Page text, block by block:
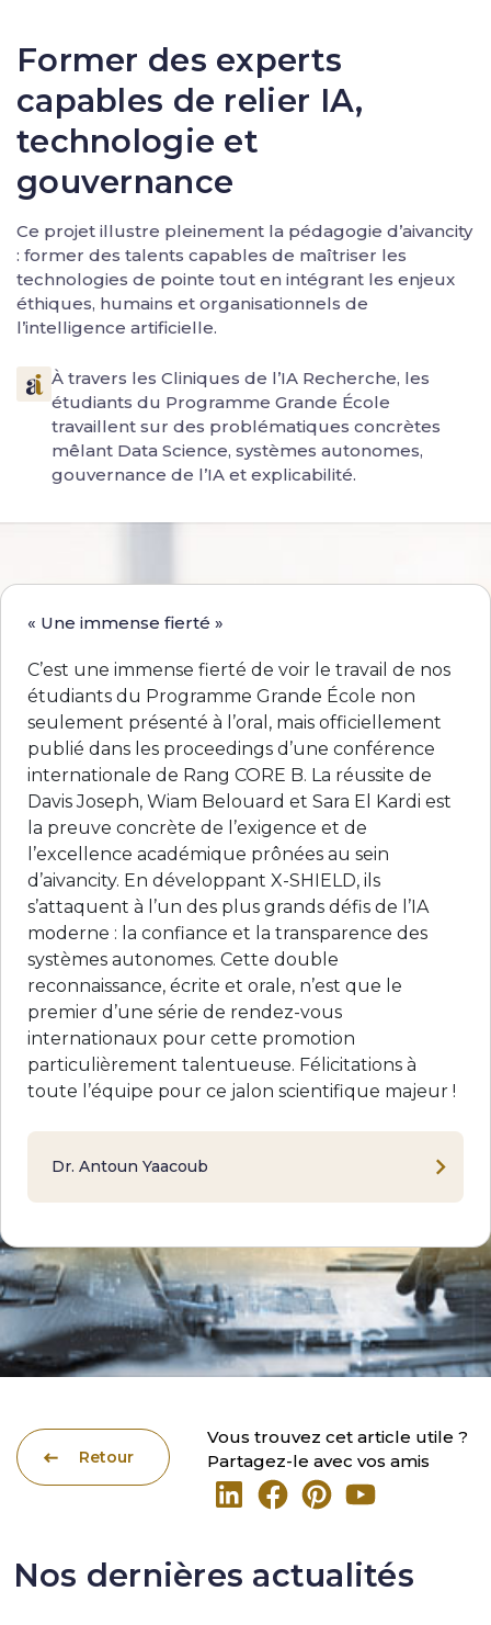
Former des experts
capables de relier IA,
technologie et
gouvernance
Ce projet illustre pleinement la pédagogie d’aivancity
: former des talents capables de maîtriser les
technologies de pointe tout en intégrant les enjeux
éthiques, humains et organisationnels de
l’intelligence artificielle.
À travers les Cliniques de l’IA Recherche, les
étudiants du Programme Grande École
travaillent sur des problématiques concrètes
mêlant Data Science, systèmes autonomes,
gouvernance de l’IA et explicabilité.
« Une immense fierté »
C’est une immense fierté de voir le travail de nos
étudiants du Programme Grande École non
seulement présenté à l’oral, mais officiellement
publié dans les proceedings d’une conférence
internationale de Rang CORE B. La réussite de
Davis Joseph, Wiam Belouard et Sara El Kardi est
la preuve concrète de l’exigence et de
l’excellence académique prônées au sein
d’aivancity. En développant X-SHIELD, ils
s’attaquent à l’un des plus grands défis de l’IA
moderne : la confiance et la transparence des
systèmes autonomes. Cette double
reconnaissance, écrite et orale, n’est que le
premier d’une série de rendez-vous
internationaux pour cette promotion
particulièrement talentueuse. Félicitations à
toute l’équipe pour ce jalon scientifique majeur !
Dr. Antoun Yaacoub
Retour
Vous trouvez cet article utile ?
Partagez-le avec vos amis
Nos dernières actualités